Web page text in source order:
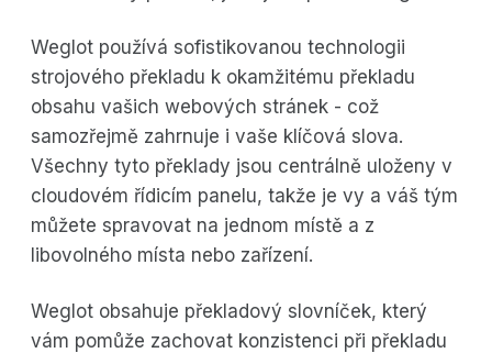
Weglot používá sofistikovanou technologii
strojového překladu k okamžitému překladu
obsahu vašich webových stránek - což
samozřejmě zahrnuje i vaše klíčová slova.
Všechny tyto překlady jsou centrálně uloženy v
cloudovém řídicím panelu, takže je vy a váš tým
můžete spravovat na jednom místě a z
libovolného místa nebo zařízení.
Weglot obsahuje překladový slovníček, který
vám pomůže zachovat konzistenci při překladu